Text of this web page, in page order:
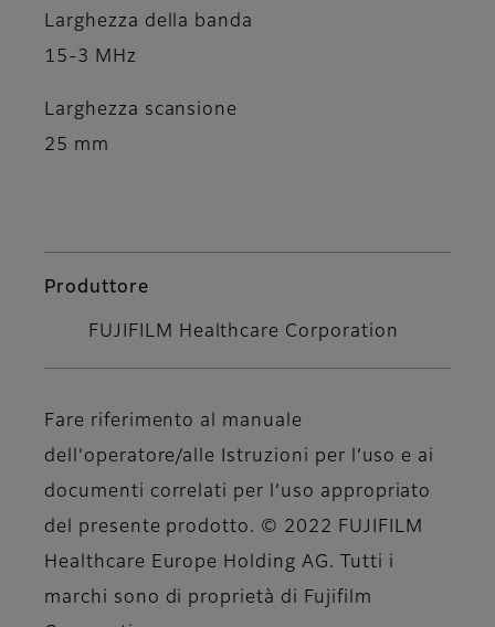
Larghezza della banda
15-3 MHz
Larghezza scansione
25 mm
Produttore
FUJIFILM Healthcare Corporation
Fare riferimento al manuale
dell’operatore/alle Istruzioni per l’uso e ai
documenti correlati per l’uso appropriato
del presente prodotto. © 2022 FUJIFILM
Healthcare Europe Holding AG. Tutti i
marchi sono di proprietà di Fujifilm